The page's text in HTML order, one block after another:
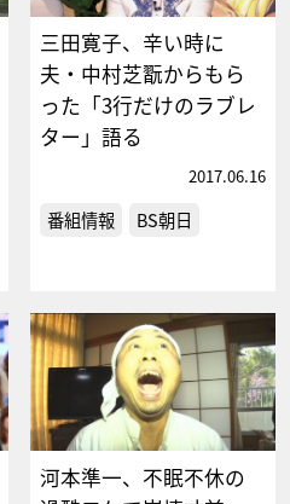
三田寛子、辛い時に
夫・中村芝翫からもら
った「3行だけのラブレ
ター」語る
2017.06.16
番組情報 BS朝日
河本準一、不眠不休の